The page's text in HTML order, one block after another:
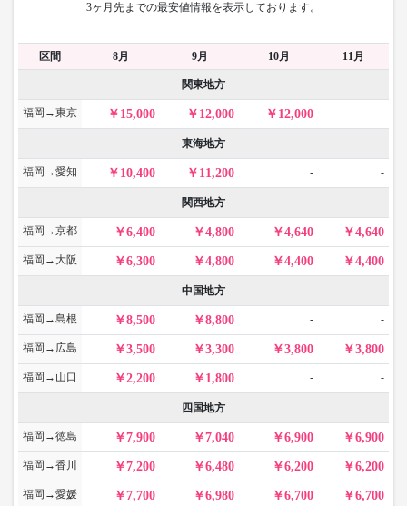
3ヶ月先までの最安値情報を表示しております。
区間 8月 9月 10月 11月
関東地方
福岡→東京 15,000 12,000 12,000 -
東海地方
福岡→愛知 10,400 11,200 - -
関西地方
福岡→京都 6,400 4,800 4,640 4,640
福岡→大阪 6,300 4,800 4,400 4,400
中国地方
福岡→島根 8,500 8,800 - -
福岡→広島 3,500 3,300 3,800 3,800
福岡→山口 2,200 1,800 - -
四国地方
福岡→徳島 7,900 7,040 6,900 6,900
福岡→香川 7,200 6,480 6,200 6,200
福岡→愛媛 7,700 6,980 6,700 6,700